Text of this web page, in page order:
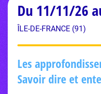
Du 11/11/26
ÎLE-DE-FRANCE (91)
Les
Savoir dire et